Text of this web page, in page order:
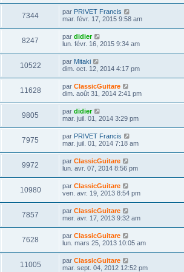
e
s
s
a
g
e
r
m
e
s
s
a
g
e
u
i
e
r
m
e
s
s
a
g
e
7344V
u
s
D
e
i
e
r
m
e
s
s
a
g
e
par PRIVET Francis
mar. févr. 17, 2015 9:58 am
8247
u
s
D
e
i
e
r
m
e
s
s
a
g
e
par didier
lun. févr. 16, 2015 9:34 am
10522V
u
D
e
i
e
r
m
e
s
s
a
g
e
par Mitaki
dim. oct. 12, 2014 4:17 pm
11628V
u
D
e
i
e
r
m
e
s
s
a
g
e
par ClassicGuitare
dim. août 31, 2014 2:41 pm
9805
u
D
e
i
e
r
m
e
s
s
a
g
e
par didier
mar. juil. 01, 2014 3:29 pm
7975
u
s
D
e
i
e
r
m
e
s
s
a
g
e
par PRIVET Francis
mar. juil. 01, 2014 7:18 am
9972
u
D
e
i
e
r
m
e
s
s
a
g
e
par ClassicGuitare
lun. avr. 07, 2014 8:56 pm
10980V
u
D
e
i
e
r
m
e
s
s
a
par ClassicGuitare
ven. avr. 19, 2013 8:54 pm
7857
u
s
D
e
i
e
r
m
e
par ClassicGuitare
mer. avr. 17, 2013 9:32 am
7628
u
D
e
i
par ClassicGuitare
lun. mars 25, 2013 10:05 am
11005V
D
e
par ClassicGuitare
mar. sept. 04, 2012 12:52 pm